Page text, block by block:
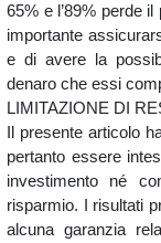
65% e l’89% perde
importante
e di avere la
denaro che essi
LIMITAZIONE DI
Il presente articolo
pertanto essere
investimento né
risparmio. I risultati
alcuna garanzia